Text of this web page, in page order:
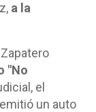
a la
"No
el
un auto